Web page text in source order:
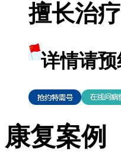
擅长治疗
详情请
康复案例